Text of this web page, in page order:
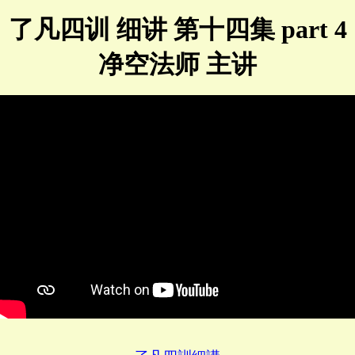
了凡四训 细讲 第十四集 part 4
净空法师 主讲